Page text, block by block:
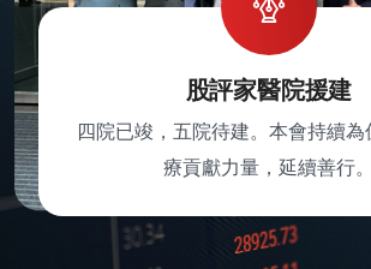
股評家醫院援建
四院已竣，五院待建。本會持續
療貢獻力量，延續善行。